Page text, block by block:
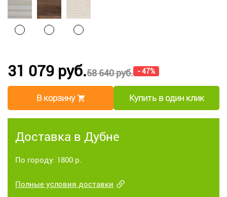
58 640 руб. - 47%
31 079 руб.
В корзину Купить в один клик
Доставка в Дубне
По городу: 1800 р.
Полные условия доставки